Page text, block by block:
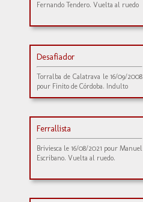
Fernando Tendero. Vuelta al ruedo
Desafiador
Torralba de Calatrava le 16/09/2008
pour Finito de Córdoba. Indulto
Ferrallista
Briviesca le 16/08/2021 pour Manuel
Escribano. Vuelta al ruedo.